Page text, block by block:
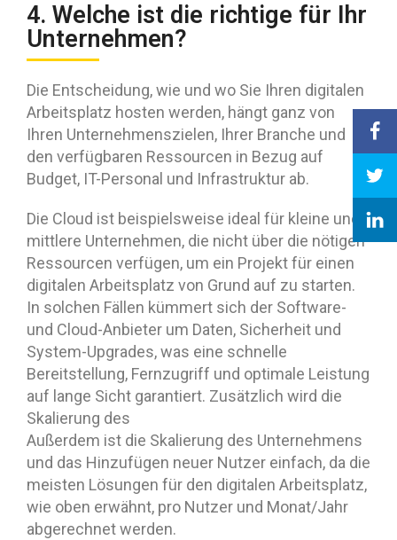
4. Welche ist die richtige für Ihr
Unternehmen?
Die Entscheidung, wie und wo Sie Ihren digitalen
Arbeitsplatz hosten werden, hängt ganz von
Ihren Unternehmenszielen, Ihrer Branche und
den verfügbaren Ressourcen in Bezug auf
Budget, IT-Personal und Infrastruktur ab.
Die Cloud ist beispielsweise ideal für kleine und
mittlere Unternehmen, die nicht über die nötigen
Ressourcen verfügen, um ein Projekt für einen
digitalen Arbeitsplatz von Grund auf zu starten.
In solchen Fällen kümmert sich der Software-
und Cloud-Anbieter um Daten, Sicherheit und
System-Upgrades, was eine schnelle
Bereitstellung, Fernzugriff und optimale Leistung
auf lange Sicht garantiert. Zusätzlich wird die
Skalierung des
Außerdem ist die Skalierung des Unternehmens
und das Hinzufügen neuer Nutzer einfach, da die
meisten Lösungen für den digitalen Arbeitsplatz,
wie oben erwähnt, pro Nutzer und Monat/Jahr
abgerechnet werden.